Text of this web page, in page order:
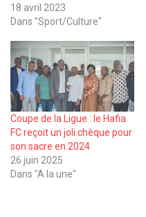
18 avril 2023
Dans "Sport/Culture"
Coupe de la Ligue : le Hafia
FC reçoit un joli chèque pour
son sacre en 2024
26 juin 2025
Dans "A la une"